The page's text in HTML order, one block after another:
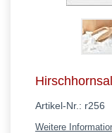
Artikel-Nr.: r256
Weitere